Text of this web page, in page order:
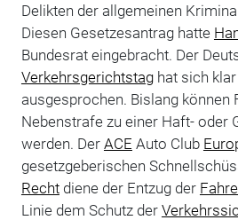
Delikten der allgemeinen
Diesen Gesetzesantrag hatte
Bundesrat eingebracht. Der
Verkehrsgerichtstaghat sich klar
ausgesprochen. Bislang können
Nebenstrafe zu einer Haft- oder
werden. Der ACE Auto Club
gesetzgeberischen
Rechtdiene der Entzug der
Linie dem Schutz der